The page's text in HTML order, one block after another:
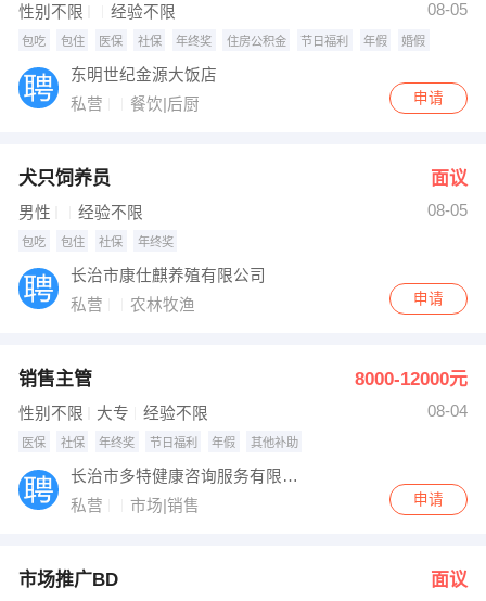
性别不限 经验不限 08-05
包吃 包住 医保 社保 年终奖 住房公积金 节日福利 年假 婚假
东明世纪金源大饭店
私营
餐饮|后厨 申请
犬只饲养员 面议
男性 经验不限 08-05
包吃 包住 社保 年终奖
长治市康仕麒养殖有限公司
私营
农林牧渔 申请
销售主管 8000-12000元
性别不限 大专 经验不限 08-04
医保 社保 年终奖 节日福利 年假 其他补助
长治市多特健康咨询服务有限公司
私营
市场|销售 申请
市场推广BD 面议